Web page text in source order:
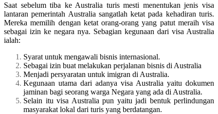
Saat sebelum tiba ke Australia turis mesti menentukan jenis visa
lantaran pemerintah Australia sangatlah ketat pada kehadiran turis.
Mereka memilih dengan ketat orang-orang yang patut meraih visa
sebagai izin ke negara nya. Sebagian kegunaan dari visa Australia
ialah:
Syarat untuk mengawali bisnis internasional.
Sebagai izin buat melakukan perjalanan bisnis di Australia
Menjadi persyaratan untuk imigran di Australia.
Kegunaan utama dari adanya visa Australia yaitu dokumen
jaminan bagi seorang warga Negara yang ada di Australia.
Selain itu visa Australia pun yaitu jadi bentuk perlindungan
masyarakat lokal dari turis yang berdatangan.